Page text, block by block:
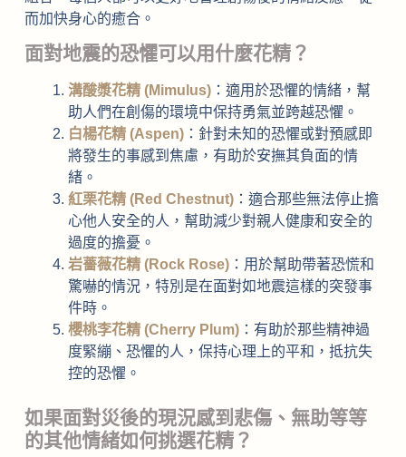
而加快身心的癒合。
面對地震的恐懼可以用什麼花精？
溝酸漿花精 (Mimulus)：適用於恐懼的情緒，幫
助人們在創傷的環境中保持勇氣並跨越恐懼。
白楊花精 (Aspen)：針對未知的恐懼或對預感即
將發生的事感到焦慮，有助於安撫其負面的情
緒。
紅栗花精 (Red Chestnut)：適合那些無法停止擔
心他人安全的人，幫助減少對親人健康和安全的
過度的擔憂。
岩薔薇花精 (Rock Rose)：用於幫助帶著恐慌和
驚嚇的情況，特別是在面對如地震這樣的突發事
件時。
櫻桃李花精 (Cherry Plum)：有助於那些精神過
度緊繃、恐懼的人，保持心理上的平和，抵抗失
控的恐懼。
如果面對災後的現況感到悲傷、無助等等
的其他情緒如何挑選花精？